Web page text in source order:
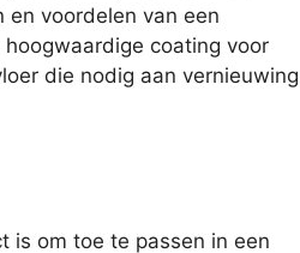
en voordelen van een
coating voor
die nodig aan vernieuwing
is om toe te passen in een